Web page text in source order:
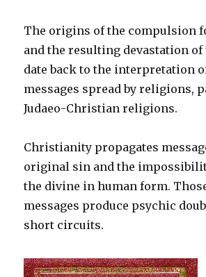
The origins of the compulsion
and the resulting devastation
date back to the interpretation
messages spread by religions,
Judaeo-Christian religions.
Christianity propagates
original sin and the
the divine in human form.
messages produce psychic
short circuits.